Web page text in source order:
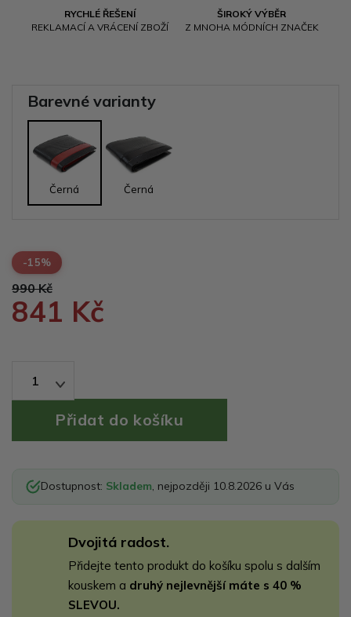
RYCHLÉ ŘEŠENÍ
REKLAMACÍ A VRÁCENÍ ZBOŽÍ
ŠIROKÝ VÝBĚR
Z MNOHA MÓDNÍCH ZNAČEK
Barevné varianty
Černá Černá
-15%
990 Kč
841 Kč
1
Dostupnost: Skladem, nejpozději 10.8.2026 u Vás
Dvojitá radost.
Přidejte tento produkt do košíku spolu s dalším
kouskem a druhý nejlevnější máte s 40 %
SLEVOU.